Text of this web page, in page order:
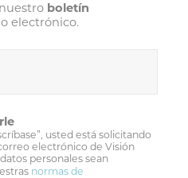
boletín
electrónico.
usted está solicitando
electrónico de Visión
personales sean
normas de